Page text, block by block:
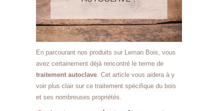
En parcourant nos produits sur Leman Bois, vous
avez certainement déjà rencontré le terme de
traitement autoclave . Cet article vous aidera à y
voir plus clair sur ce traitement spécifique du bois
et ses nombreuses propriétés.